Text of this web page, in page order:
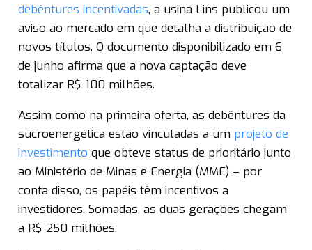
debêntures incentivadas, a usina Lins publicou um
aviso ao mercado em que detalha a distribuição de
novos títulos. O documento disponibilizado em 6
de junho afirma que a nova captação deve
totalizar R$ 100 milhões.
Assim como na primeira oferta, as debêntures da
sucroenergética estão vinculadas a um projeto de
investimento que obteve status de prioritário junto
ao Ministério de Minas e Energia (MME) – por
conta disso, os papéis têm incentivos a
investidores. Somadas, as duas gerações chegam
a R$ 250 milhões.